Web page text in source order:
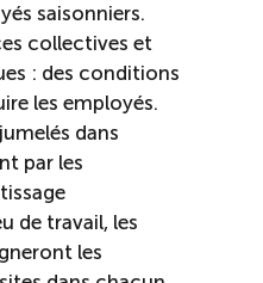
saisonniers.
collectives et
: des conditions
les employés.
dans
par les
de travail, les
les